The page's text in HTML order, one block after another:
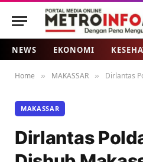
NEWS EKONOMI
Home » MAKASSAR » Dirlantas Polda Sulsel-
MAKASSAR
Dirlantas